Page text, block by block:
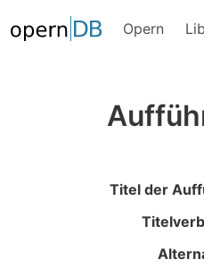
Opern
Titel der